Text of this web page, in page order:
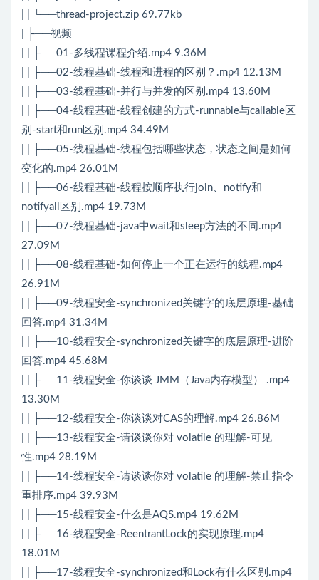
| | └──thread-project.zip 69.77kb
| ├──视频
| | ├──01-多线程课程介绍.mp4 9.36M
| | ├──02-线程基础-线程和进程的区别？.mp4 12.13M
| | ├──03-线程基础-并行与并发的区别.mp4 13.60M
| | ├──04-线程基础-线程创建的方式-runnable与callable区
别-start和run区别.mp4 34.49M
| | ├──05-线程基础-线程包括哪些状态，状态之间是如何
变化的.mp4 26.01M
| | ├──06-线程基础-线程按顺序执行join、notify和
notifyall区别.mp4 19.73M
| | ├──07-线程基础-java中wait和sleep方法的不同.mp4
27.09M
| | ├──08-线程基础-如何停止一个正在运行的线程.mp4
26.91M
| | ├──09-线程安全-synchronized关键字的底层原理-基础
回答.mp4 31.34M
| | ├──10-线程安全-synchronized关键字的底层原理-进阶
回答.mp4 45.68M
| | ├──11-线程安全-你谈谈 JMM（Java内存模型） .mp4
13.30M
| | ├──12-线程安全-你谈谈对CAS的理解.mp4 26.86M
| | ├──13-线程安全-请谈谈你对 volatile 的理解-可见
性.mp4 28.19M
| | ├──14-线程安全-请谈谈你对 volatile 的理解-禁止指令
重排序.mp4 39.93M
| | ├──15-线程安全-什么是AQS.mp4 19.62M
| | ├──16-线程安全-ReentrantLock的实现原理.mp4
18.01M
| | ├──17-线程安全-synchronized和Lock有什么区别.mp4